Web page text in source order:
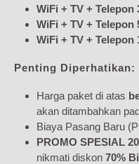
WiFi + TV + Telepon
WiFi + TV + Telepon
WiFi + TV + Telepon
Penting Diperhatikan:
Harga paket di atas
akan ditambahkan
Biaya Pasang Baru
PROMO SPESIAL
nikmati diskon 70%